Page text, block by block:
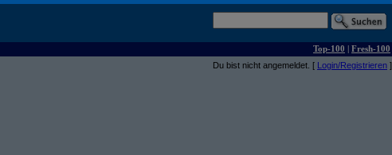
Top-100 | Fresh-100
Du bist nicht angemeldet. [ Login/Registrieren ]